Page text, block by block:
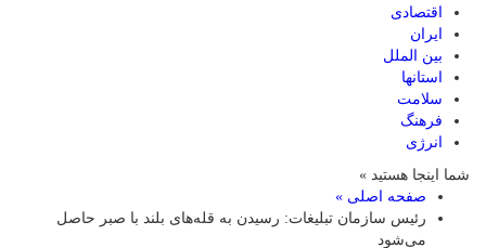
اقتصادی
ایران
بین الملل
استانها
سلامت
فرهنگ
انرژی
شما اینجا هستید »
صفحه اصلی »
رئیس سازمان تبلیغات: رسیدن به قله‌های بلند با صبر حاصل
می‌شود